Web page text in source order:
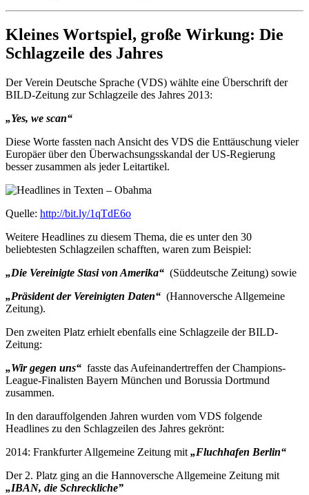
Kleines Wortspiel, große Wirkung: Die
Schlagzeile des Jahres
Der Verein Deutsche Sprache (VDS) wählte eine Überschrift der
BILD-Zeitung zur Schlagzeile des Jahres 2013:
„Yes, we scan“
Diese Worte fassten nach Ansicht des VDS die Enttäuschung vieler
Europäer über den Überwachsungsskandal der US-Regierung
besser zusammen als jeder Leitartikel.
Quelle: http://bit.ly/1qTdE6o
Weitere Headlines zu diesem Thema, die es unter den 30
beliebtesten Schlagzeilen schafften, waren zum Beispiel:
„Die Vereinigte Stasi von Amerika“ (Süddeutsche Zeitung) sowie
„Präsident der Vereinigten Daten“ (Hannoversche Allgemeine
Zeitung).
Den zweiten Platz erhielt ebenfalls eine Schlagzeile der BILD-
Zeitung:
„Wir gegen uns“ fasste das Aufeinandertreffen der Champions-
League-Finalisten Bayern München und Borussia Dortmund
zusammen.
In den darauffolgenden Jahren wurden vom VDS folgende
Headlines zu den Schlagzeilen des Jahres gekrönt:
2014: Frankfurter Allgemeine Zeitung mit „Fluchhafen Berlin“
Der 2. Platz ging an die Hannoversche Allgemeine Zeitung mit
„IBAN, die Schreckliche”